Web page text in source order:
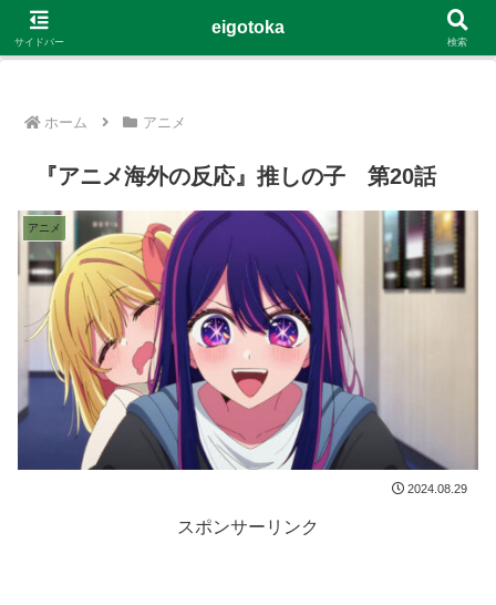
G-4Y8348WE8B
ホーム アニメ
『アニメ海外の反応』推しの子 第20話
アニメ
2024.08.29
スポンサーリンク
サイドバー
eigotoka
検索